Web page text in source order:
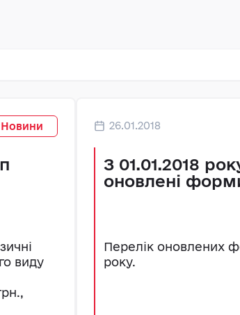
Новини
виду
26.01.2018
З 01.01.2018
оновлені
Перелік оновлених
року.